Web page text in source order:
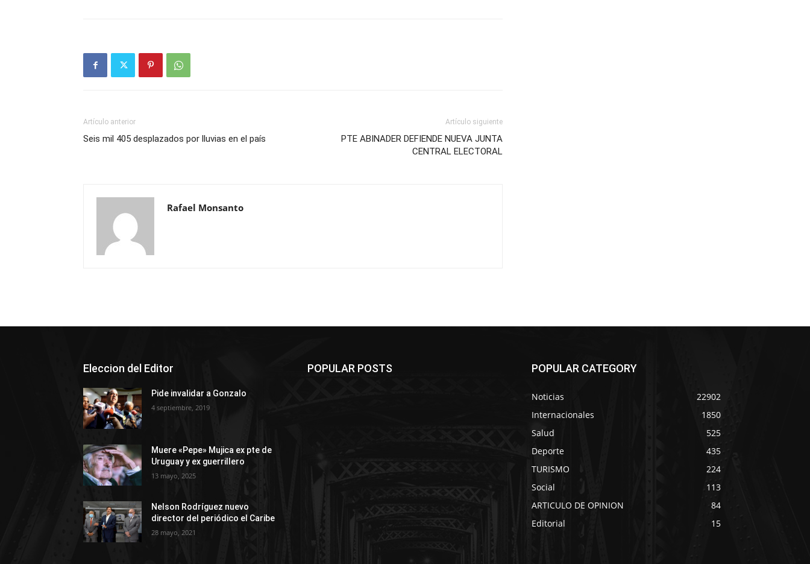
Artículo anterior
Seis mil 405 desplazados por lluvias en el país
Artículo siguiente
PTE ABINADER DEFIENDE NUEVA JUNTA
CENTRAL ELECTORAL
Rafael Monsanto
Eleccion del Editor
Pide invalidar a Gonzalo
4 septiembre, 2019
Muere «Pepe» Mujica ex pte de
Uruguay y ex guerrillero
13 mayo, 2025
Nelson Rodríguez nuevo
director del periódico el Caribe
28 mayo, 2021
POPULAR POSTS POPULAR CATEGORY
Noticias
22902
Internacionales
1850
Salud
525
Deporte
435
TURISMO
224
Social
113
ARTICULO DE OPINION
84
Editorial
15